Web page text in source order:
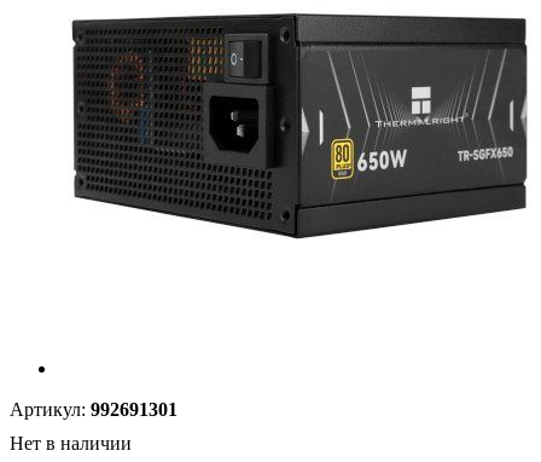
Артикул: 992691301
Нет в наличии